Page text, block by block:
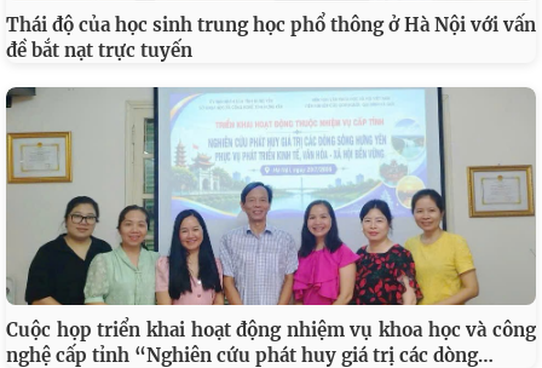
Thái độ của học sinh trung học phổ thông ở Hà Nội với vấn
đề bắt nạt trực tuyến
Cuộc họp triển khai hoạt động nhiệm vụ khoa học và công
nghệ cấp tỉnh “Nghiên cứu phát huy giá trị các dòng…